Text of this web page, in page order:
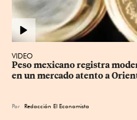
VIDEO
Peso mexicano registra
en un mercado atento a
Por Redacción El Economista